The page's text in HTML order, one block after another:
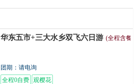
华东五市+三大水乡双飞六日游 (全程含餐+
团期：请电询
全程0自费 观樱花